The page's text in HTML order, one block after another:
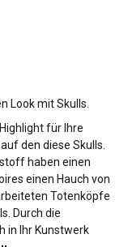
Look mit Skulls.
für Ihre
den diese Skulls.
haben einen
einen Hauch von
Totenköpfe
Durch die
in Ihr Kunstwerk